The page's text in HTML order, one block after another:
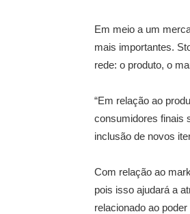
Em meio a um
mais importantes.
rede: o produto, o
“Em relação ao
consumidores finais
inclusão de novos
Com relação ao
pois isso ajudará a
relacionado ao